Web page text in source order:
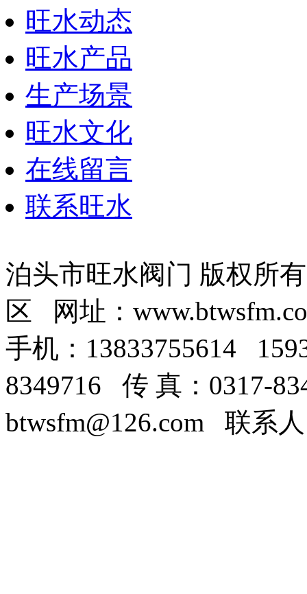
旺水动态
旺水产品
生产场景
旺水文化
在线留言
联系旺水
泊头市旺水阀门 版权所
区 网址：
手机：13833755614
8349716 传 真：0317-
btwsfm@126.com 联系